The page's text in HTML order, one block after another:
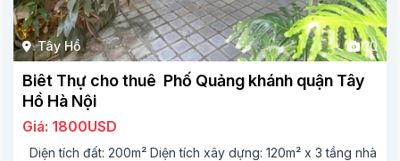
Tây Hồ 20
Biêt Thự cho thuê Phố Quảng khánh quận Tây
Hồ Hà Nội
Giá: 1800USD
Diện tích đất: 200m² Diện tích xây dựng: 120m² x 3 tầng nhà